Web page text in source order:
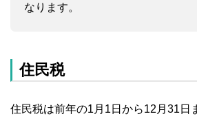
なります。
住民税
住民税は前年の1月1日から12月31日